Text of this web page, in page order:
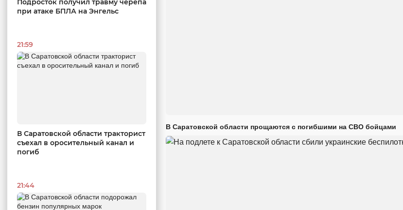
Подросток получил травму черепа
при атаке БПЛА на Энгельс
21:59
В Саратовской области тракторист
съехал в оросительный канал и
погиб
21:44
В Саратовской области прощаются с погибшими на СВО бойцами